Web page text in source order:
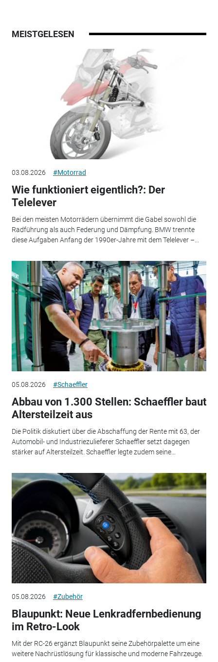
MEISTGELESEN
03.08.2026 #Motorrad
Wie funktioniert eigentlich?: Der
Telelever
Bei den meisten Motorrädern übernimmt die Gabel sowohl die
Radführung als auch Federung und Dämpfung. BMW trennte
diese Aufgaben Anfang der 1990er-Jahre mit dem Telelever –...
05.08.2026 #Schaeffler
Abbau von 1.300 Stellen: Schaeffler baut
Altersteilzeit aus
Die Politik diskutiert über die Abschaffung der Rente mit 63, der
Automobil- und Industriezulieferer Schaeffler setzt dagegen
stärker auf Altersteilzeit. Schaeffler legte zudem seine...
05.08.2026 #Zubehör
Blaupunkt: Neue Lenkradfernbedienung
im Retro-Look
Mit der RC-26 ergänzt Blaupunkt seine Zubehörpalette um eine
weitere Nachrüstlösung für klassische und moderne Fahrzeuge.